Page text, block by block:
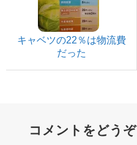
キャベツの22％は物流費
だった
コメントをどうぞ